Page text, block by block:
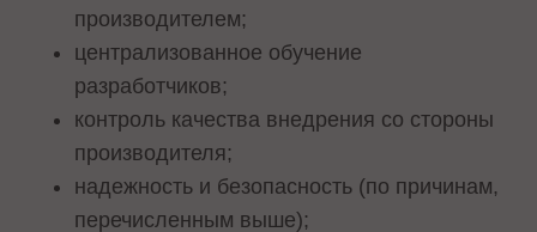
производителем;
централизованное обучение
разработчиков;
контроль качества внедрения со стороны
производителя;
надежность и безопасность (по причинам,
перечисленным выше);